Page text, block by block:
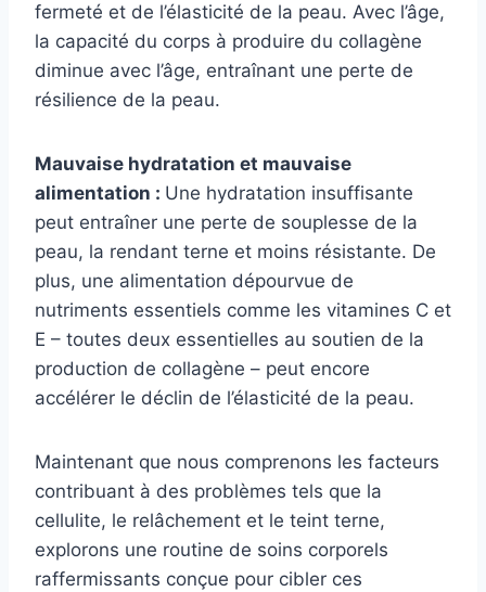
fermeté et de l’élasticité de la peau. Avec l’âge,
la capacité du corps à produire du collagène
diminue avec l’âge, entraînant une perte de
résilience de la peau.
Mauvaise hydratation et mauvaise
alimentation : Une hydratation insuffisante
peut entraîner une perte de souplesse de la
peau, la rendant terne et moins résistante. De
plus, une alimentation dépourvue de
nutriments essentiels comme les vitamines C et
E – toutes deux essentielles au soutien de la
production de collagène – peut encore
accélérer le déclin de l’élasticité de la peau.
Maintenant que nous comprenons les facteurs
contribuant à des problèmes tels que la
cellulite, le relâchement et le teint terne,
explorons une routine de soins corporels
raffermissants conçue pour cibler ces